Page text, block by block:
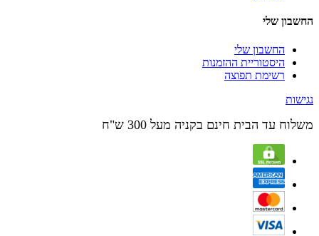
החשבון שלי
החשבון שלי
היסטוריית ההזמנות
רשימת תפוצה
נגישות
משלוח עד הבית חינם בקניה מעל 300 ש"ח